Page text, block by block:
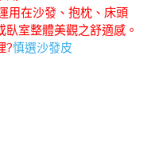
用在沙發、抱枕、床頭
室整體美觀之舒適感。
?慎選沙發皮